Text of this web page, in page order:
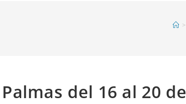
>
del 16 al 20 de